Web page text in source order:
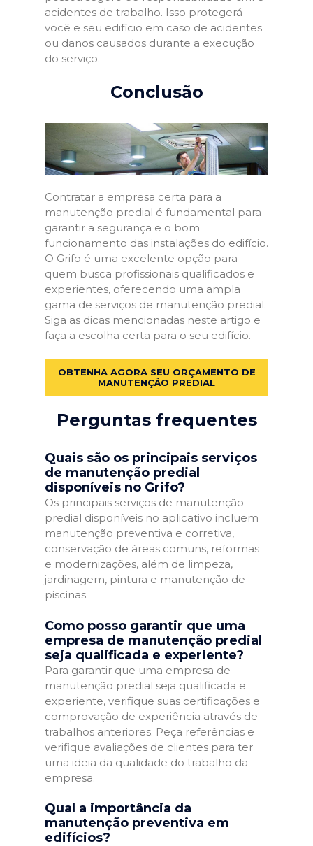
acidentes de trabalho. Isso protegerá
você e seu edifício em caso de acidentes
ou danos causados durante a execução
do serviço.
Conclusão
Contratar a empresa certa para a
manutenção predial é fundamental para
garantir a segurança e o bom
funcionamento das instalações do edifício.
O Grifo é uma excelente opção para
quem busca profissionais qualificados e
experientes, oferecendo uma ampla
gama de serviços de manutenção predial.
Siga as dicas mencionadas neste artigo e
faça a escolha certa para o seu edifício.
OBTENHA AGORA SEU ORÇAMENTO DE
MANUTENÇÃO PREDIAL
Perguntas frequentes
Quais são os principais serviços
de manutenção predial
disponíveis no Grifo?
Os principais serviços de manutenção
predial disponíveis no aplicativo incluem
manutenção preventiva e corretiva,
conservação de áreas comuns, reformas
e modernizações, além de limpeza,
jardinagem, pintura e manutenção de
piscinas.
Como posso garantir que uma
empresa de manutenção predial
seja qualificada e experiente?
Para garantir que uma empresa de
manutenção predial seja qualificada e
experiente, verifique suas certificações e
comprovação de experiência através de
trabalhos anteriores. Peça referências e
verifique avaliações de clientes para ter
uma ideia da qualidade do trabalho da
empresa.
Qual a importância da
manutenção preventiva em
edifícios?